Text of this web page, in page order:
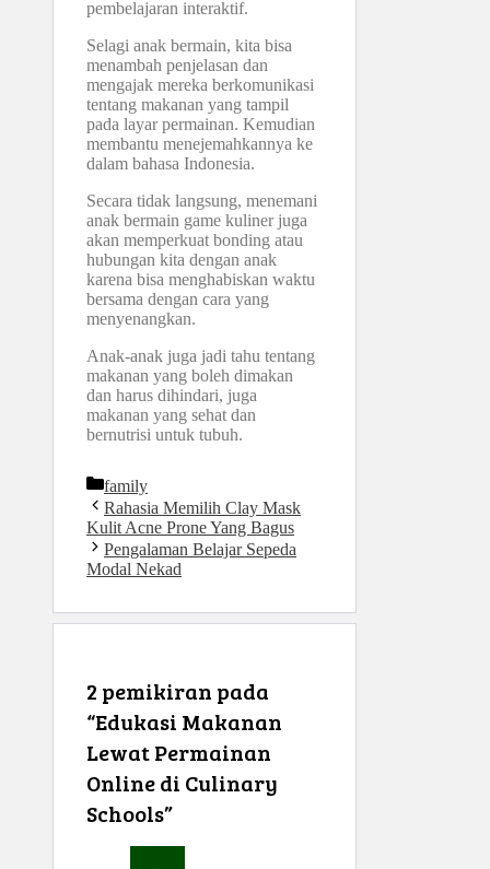
pembelajaran interaktif.
Selagi anak bermain, kita bisa
menambah penjelasan dan
mengajak mereka berkomunikasi
tentang makanan yang tampil
pada layar permainan. Kemudian
membantu menejemahkannya ke
dalam bahasa Indonesia.
Secara tidak langsung, menemani
anak bermain game kuliner juga
akan memperkuat bonding atau
hubungan kita dengan anak
karena bisa menghabiskan waktu
bersama dengan cara yang
menyenangkan.
Anak-anak juga jadi tahu tentang
makanan yang boleh dimakan
dan harus dihindari, juga
makanan yang sehat dan
bernutrisi untuk tubuh.
Kategori
family
Rahasia Memilih Clay Mask
Kulit Acne Prone Yang Bagus
Pengalaman Belajar Sepeda
Modal Nekad
2 pemikiran pada
“Edukasi Makanan
Lewat Permainan
Online di Culinary
Schools”